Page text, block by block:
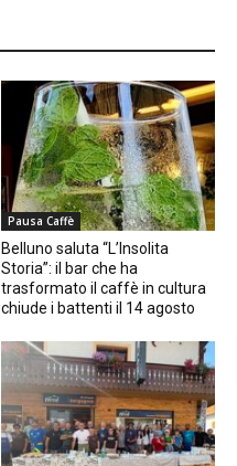
Pausa Caffè
Belluno saluta “L’Insolita
Storia”: il bar che ha
trasformato il caffè in cultura
chiude i battenti il 14 agosto